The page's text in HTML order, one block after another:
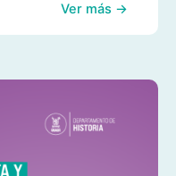
Ver más →